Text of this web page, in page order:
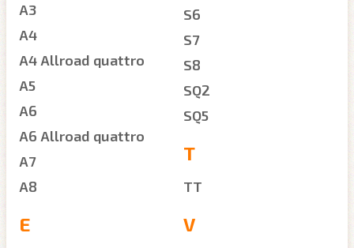
A3
A4
A4 Allroad quattro
A5
A6
A6 Allroad quattro
A7
A8
E
S6
S7
S8
SQ2
SQ5
T
TT
V